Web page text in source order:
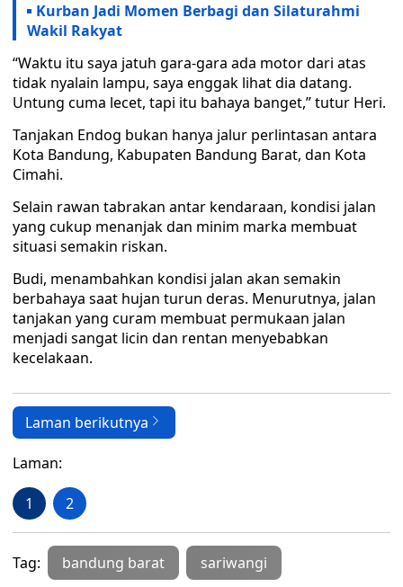
Kurban Jadi Momen Berbagi dan Silaturahmi
Wakil Rakyat
“Waktu itu saya jatuh gara-gara ada motor dari atas
tidak nyalain lampu, saya enggak lihat dia datang.
Untung cuma lecet, tapi itu bahaya banget,” tutur Heri.
Tanjakan Endog bukan hanya jalur perlintasan antara
Kota Bandung, Kabupaten Bandung Barat, dan Kota
Cimahi.
Selain rawan tabrakan antar kendaraan, kondisi jalan
yang cukup menanjak dan minim marka membuat
situasi semakin riskan.
Budi, menambahkan kondisi jalan akan semakin
berbahaya saat hujan turun deras. Menurutnya, jalan
tanjakan yang curam membuat permukaan jalan
menjadi sangat licin dan rentan menyebabkan
kecelakaan.
Laman berikutnya
Laman:
1 2
Tag: bandung barat sariwangi